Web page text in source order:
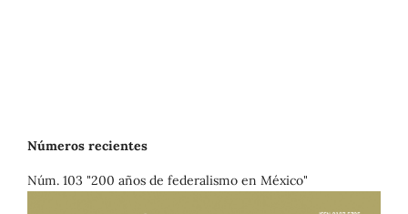
Números recientes
Núm. 103 "200 años de federalismo en México"